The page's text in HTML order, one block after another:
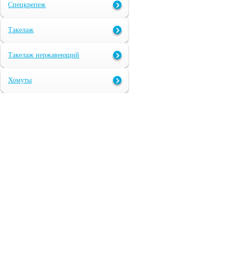
Спецкрепеж
Такелаж
Такелаж нержавеющий
Хомуты